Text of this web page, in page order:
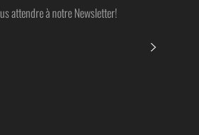
attendre à notre Newsletter!